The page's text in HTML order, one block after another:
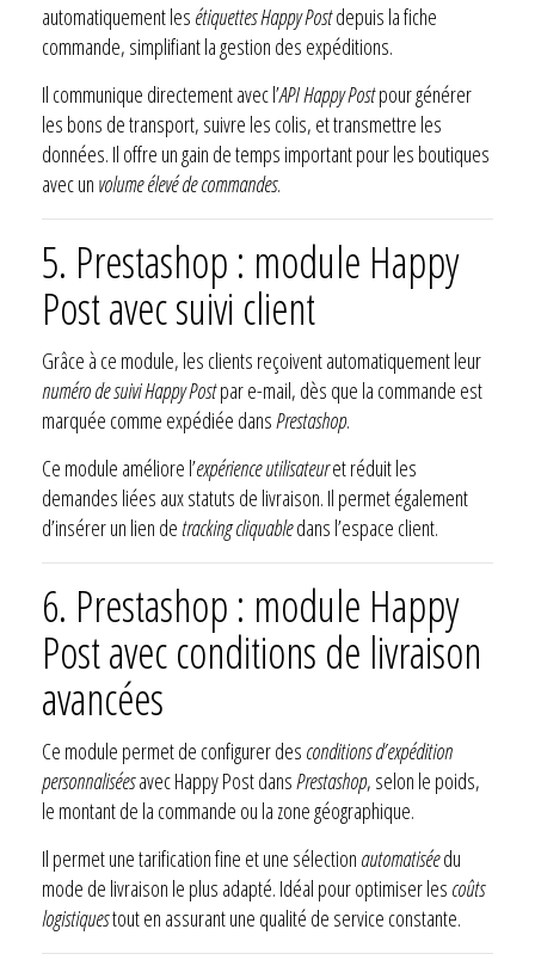
automatiquement les étiquettes Happy Postdepuis la fiche
commande, simplifiant la gestion des expéditions.
Il communique directement avec l’API Happy Postpour générer
les bons de transport, suivre les colis, et transmettre les
données. Il offre un gain de temps important pour les boutiques
avec un volume élevé de commandes.
5. Prestashop : module Happy
Post avec suivi client
Grâce à ce module, les clients reçoivent automatiquement leur
numéro de suivi Happy Postpar e-mail, dès que la commande est
marquée comme expédiée dansPrestashop.
Ce module améliore l’expérience utilisateuret réduit les
demandes liées aux statuts de livraison. Il permet également
d’insérer un lien detracking cliquabledans l’espace client.
6. Prestashop : module Happy
Post avec conditions de livraison
avancées
Ce module permet de configurer des conditions d’expédition
personnaliséesavec Happy Post dansPrestashop, selon le poids,
le montant de la commande ou la zone géographique.
Il permet une tarification fine et une sélection automatiséedu
mode de livraison le plus adapté. Idéal pour optimiser les coûts
logistiquestout en assurant une qualité de service constante.